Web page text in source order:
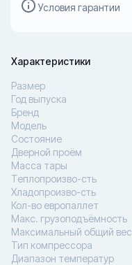
Условия гарантии
Характеристики
Размер
Год выпуска
Бренд
Модель
Состояние
Дверной проём
Масса тары
Теплопроизво-сть
Хладопроизво-сть
Кол-во европаллет
Макс. грузоподъёмность
Максимальный общий вес
Тип компрессора
Диапазон температур